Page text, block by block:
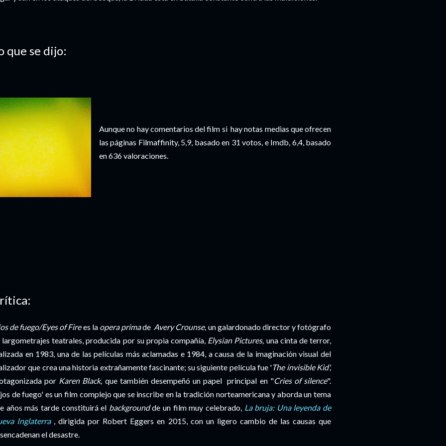
que se dijo:
Aunque no hay comentarios del film si hay notas medias que ofrecen
las páginas Filmaffinity, 5,9, basado en 31 votos, e Imdb, 6,4, basado
en 636 valoraciones.
de fuego/Eyes of Firees la opera primade Avery Crounse, un galardonado director y fotógrafo
largometrajes teatrales, producida por su propia compañía, Elysian Pictures, una cinta de terror,
en 1983, una de las películas más aclamadas e 1984, a causa de la imaginación visual del
que crea una historia extrañamente fascinante; su siguiente película fue 'The invisible Kid',
por Karen Black, que también desempeñó un papel principal en "Cries of silence".
de fuego' es un film complejo que se inscribe en la tradición norteamericana y aborda un tema
años más tarde constituirá el backgroundde un film muy celebrado, La bruja: Una leyenda de
Inglaterra, dirigida por Robert Eggers en 2015, con un ligero cambio de las causas que
el desastre.